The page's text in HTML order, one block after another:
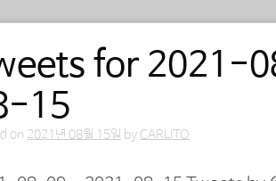
내비게이션
for 2021-
15
on 2021년 08월 15일 by CARLITO